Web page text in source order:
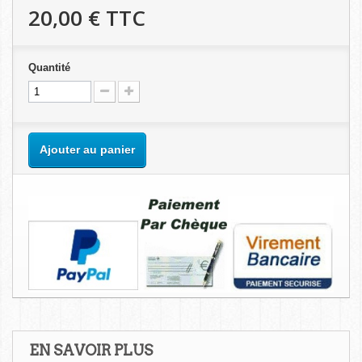
20,00 € TTC
Quantité
Ajouter au panier
EN SAVOIR PLUS